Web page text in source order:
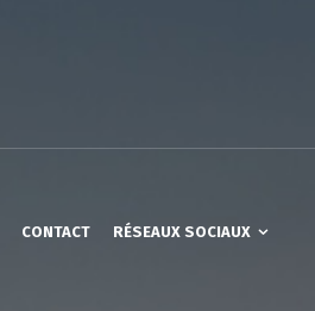
CONTACT RÉSEAUX SOCIAUX